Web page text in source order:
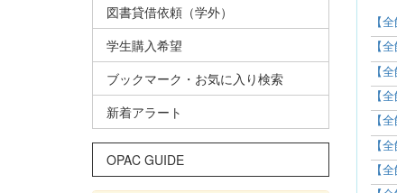
【
【
【
【
【
【
【
図書貸借依頼（学外）
学生購入希望
ブックマーク・お気に入り検索
新着アラート
OPAC GUIDE